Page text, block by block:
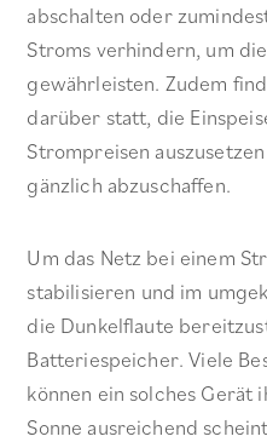
abschalten oder
Stroms verhindern, um
gewährleisten. Zudem
darüber statt, die
Strompreisen
gänzlich abzuschaffen.
Um das Netz bei einem
stabilisieren und im
die Dunkelflaute
Batteriespeicher. Viele
können ein solches Gerät
Sonne ausreichend